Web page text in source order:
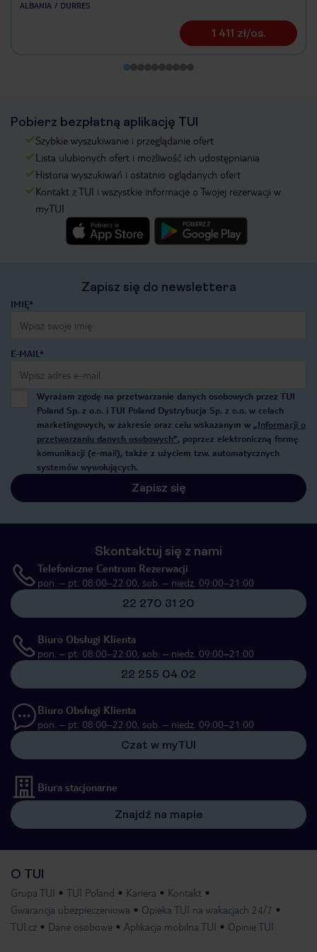
ALBANIA DURRES
1 411 zł/os.
Pobierz bezpłatną aplikację TUI
Szybkie wyszukiwanie i przeglądanie ofert
Lista ulubionych ofert i możliwość ich udostępniania
Historia wyszukiwań i ostatnio oglądanych ofert
Kontakt z TUI i wszystkie informacje o Twojej rezerwacji w
myTUI
Zapisz się do newslettera
IMIĘ*
E-MAIL*
Wyrażam zgodę na przetwarzanie danych osobowych przez TUI
Poland Sp. z o.o. i TUI Poland Dystrybucja Sp. z o.o. w celach
marketingowych, w zakresie oraz celu wskazanym w „Informacji o
przetwarzaniu danych osobowych”, poprzez elektroniczną formę
komunikacji (e-mail), także z użyciem tzw. automatycznych
systemów wywołujących.
Zapisz się
Skontaktuj się z nami
Telefoniczne Centrum Rezerwacji
pon. – pt. 08:00–22:00, sob. – niedz. 09:00–21:00
22 270 31 20
Biuro Obsługi Klienta
pon. – pt. 08:00–22:00, sob. – niedz. 09:00–21:00
22 255 04 02
Biuro Obsługi Klienta
pon. – pt. 08:00–22:00, sob. – niedz. 09:00–21:00
Czat w myTUI
Biura stacjonarne
Znajdź na mapie
O TUI
Grupa TUI TUI Poland Kariera
Kontakt
Gwarancja ubezpieczeniowa
Opieka TUI na wakacjach 24/7
TUI.cz
Dane osobowe Aplikacja mobilna TUI Opinie TUI